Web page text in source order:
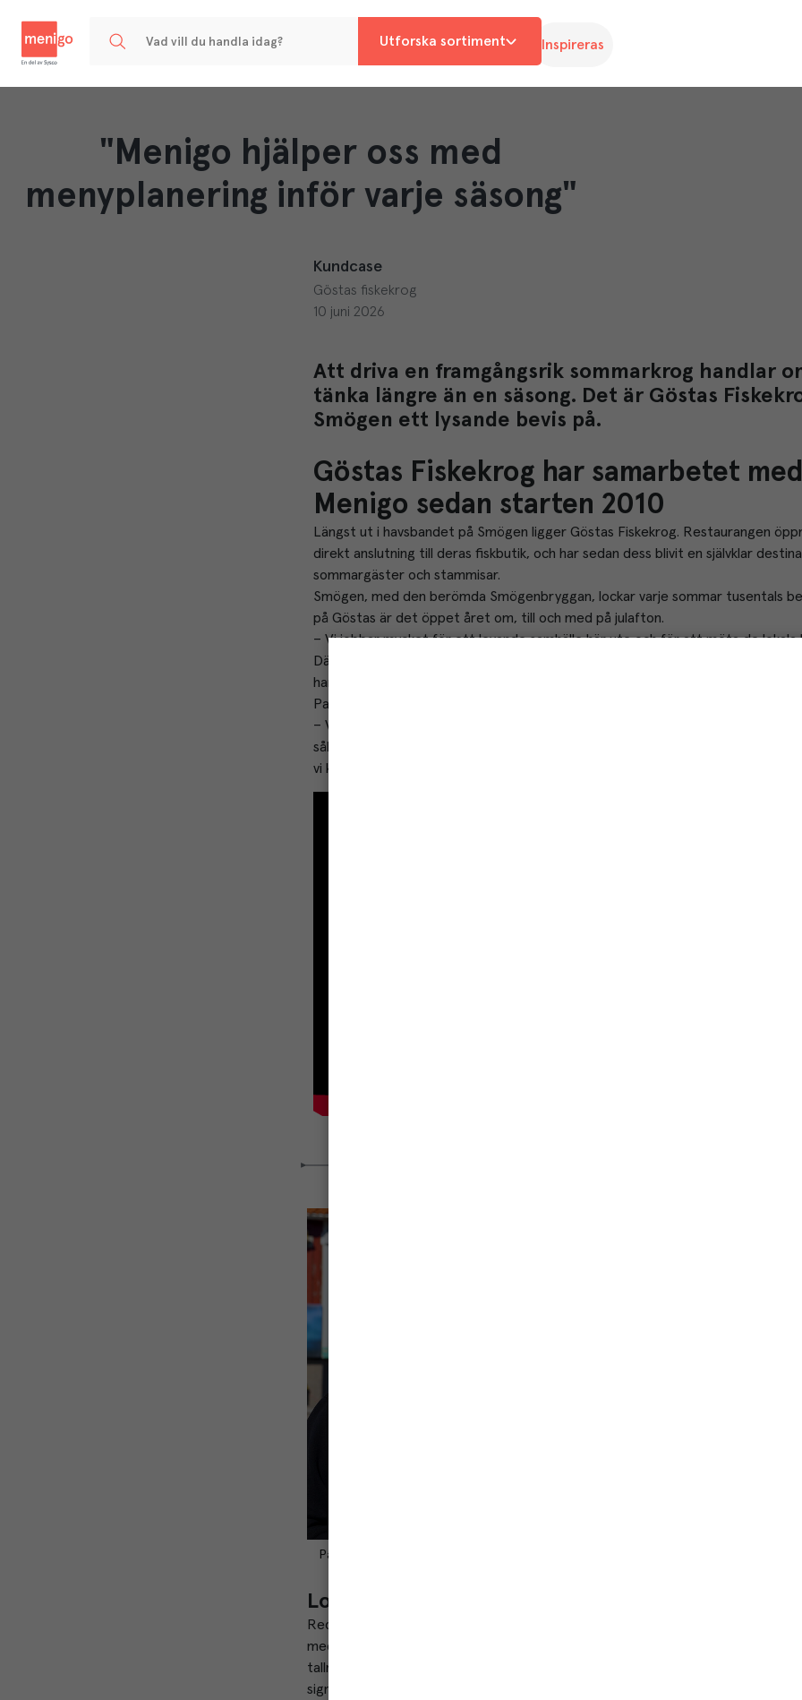
Utforska sortiment Inspireras
"Menigo hjälper oss med
menyplanering inför varje säsong"
Kundcase
Göstas fiskekrog
10 juni 2026
Att driva en framgångsrik sommarkrog handlar
tänka längre än en säsong. Det är Göstas
Smögen ett lysande bevis på.
Göstas Fiskekrog har samarbetet med
Menigo sedan starten 2010
Längst ut i havsbandet på Smögen ligger Göstas Fiskekrog. Restaurangen
direkt anslutning till deras fiskbutik, och har sedan dess blivit en självklar
sommargäster och stammisar.
Smögen, med den berömda Smögenbryggan, lockar varje sommar tusentals
på Göstas är det öppet året om, till och med på julafton.
– Vi jobbar mycket för ett levande samhälle här ute och för att möta de lokala
Därför är det viktigt att hålla Göstas öppet, även utanför högsäsong. Men det
har som högst tryck och gör majoriteten av vår omsättning mellan maj och
Patrik Jansson, ägare och fjärde generationen i företaget.
– Vi är ungefär 20 personer som jobbar året om, vår stab som vi brukar säga.
såklart en del på vintern, men vi investerar den här kompetensen som är
vi kickar igång säsongen igen. Jag är så enormt stolt över alla som jobbar här,
Patrik Jansson, ägare av Göstas Fiskekrog.
Lokala råvaror så långt det går
Redan i dörren möts gästerna av doften av nykokta skaldjur och en meny som
med råvaror som så långt det är möjligt hämtas lokalt. Fokus ligger på fisk och
tallrikarna speglas det som havet har att erbjuda just nu. Här finns alltid en
signaturrätter som Göstas fisk- och skaldjursgryta, moules frites och inte minst